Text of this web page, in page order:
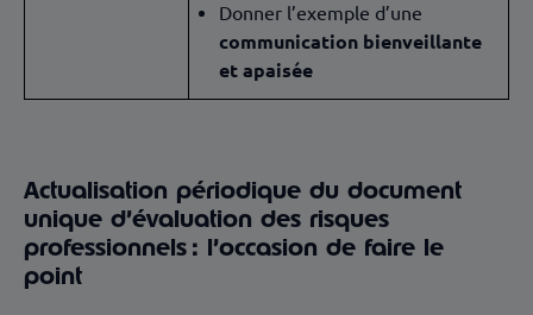
Donner l’exemple d’une
communication bienveillante
et apaisée
Actualisation périodique du document
unique d’évaluation des risques
professionnels : l’occasion de faire le
point